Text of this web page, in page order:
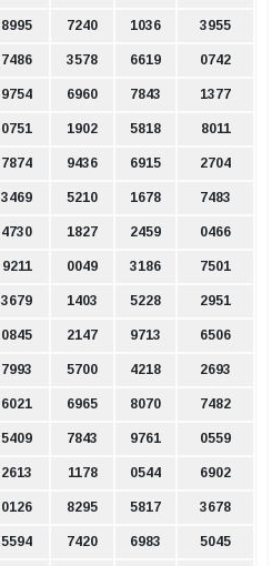
8995 7240 1036 3955
7486 3578 6619 0742
9754 6960 7843 1377
0751 1902 5818 8011
7874 9436 6915 2704
3469 5210 1678 7483
4730 1827 2459 0466
9211 0049 3186 7501
3679 1403 5228 2951
0845 2147 9713 6506
7993 5700 4218 2693
6021 6965 8070 7482
5409 7843 9761 0559
2613 1178 0544 6902
0126 8295 5817 3678
5594 7420 6983 5045